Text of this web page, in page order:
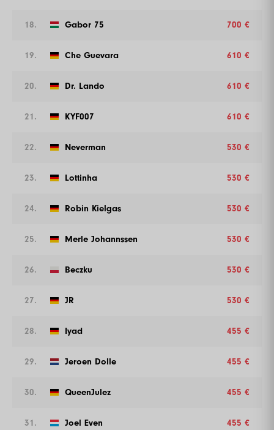
18. Gabor 75 700 €
19. Che Guevara 610 €
20. Dr. Lando 610 €
21. KYF007 610 €
22. Neverman 530 €
23. Lottinha 530 €
24. Robin Kielgas 530 €
25. Merle Johannssen 530 €
26. Beczku 530 €
27. JR 530 €
28. Iyad 455 €
29. Jeroen Dolle 455 €
30. QueenJulez 455 €
31. Joel Even 455 €